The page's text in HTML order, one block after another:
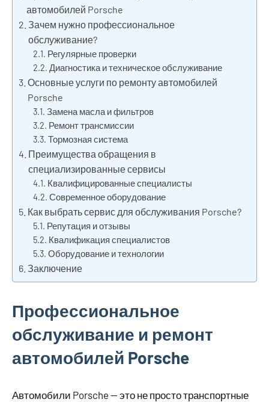
автомобилей Porsche
Зачем нужно профессиональное
обслуживание?
Регулярные проверки
Диагностика и техническое обслуживание
Основные услуги по ремонту автомобилей
Porsche
Замена масла и фильтров
Ремонт трансмиссии
Тормозная система
Преимущества обращения в
специализированные сервисы
Квалифицированные специалисты
Современное оборудование
Как выбрать сервис для обслуживания Porsche?
Репутация и отзывы
Квалификация специалистов
Оборудование и технологии
Заключение
Профессиональное
обслуживание и ремонт
автомобилей Porsche
Автомобили Porsche — это не просто транспортные